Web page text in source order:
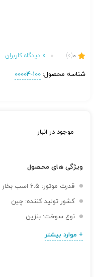
0
(0)
0 دیدگاه کاربران
شناسه محصول: 100-00004
موجود در انبار
ویژگی های محصول
قدرت موتور: ۶.۵ اسب بخار
کشور تولید کننده: چین
نوع سوخت: بنزین
+ موارد بیشتر